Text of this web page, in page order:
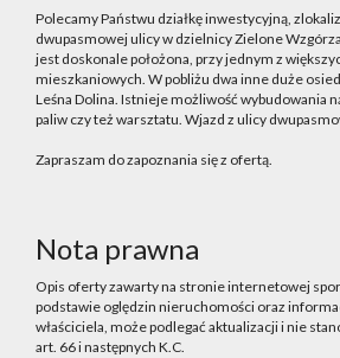
Polecamy Państwu działkę inwestycyjną,
dwupasmowej ulicy w dzielnicy Zielone
jest doskonale położona, przy jednym z
mieszkaniowych. W pobliżu dwa inne duże
Leśna Dolina. Istnieje możliwość wybudowania
paliw czy też warsztatu. Wjazd z ulicy
Zapraszam do zapoznania się z ofertą.
Nota prawna
Opis oferty zawarty na stronie internetowej
podstawie oględzin nieruchomości oraz
właściciela, może podlegać aktualizacji i nie
art. 66 i następnych K.C.